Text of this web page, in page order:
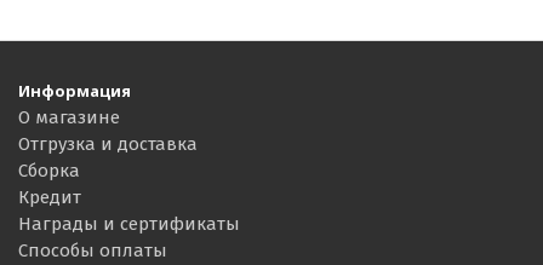
Информация
О магазине
Отгрузка и доставка
Сборка
Кредит
Награды и сертификаты
Способы оплаты